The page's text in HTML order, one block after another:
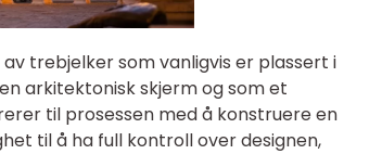
trebjelker som vanligvis er plassert i
arkitektonisk skjerm og som et
til prosessen med å konstruere en
til å ha full kontroll over designen,